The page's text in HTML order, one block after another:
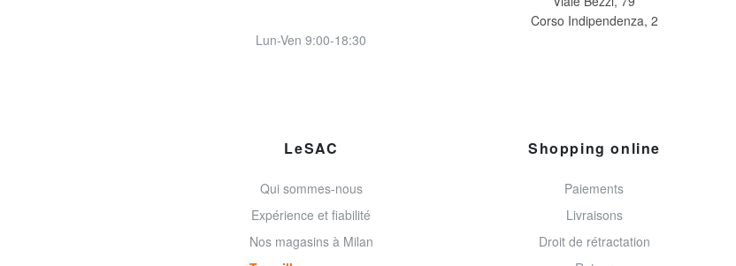
Lun-Ven 9:00-18:30
Corso Indipendenza, 2
LeSAC
Qui sommes-nous
Expérience et fiabilité
Nos magasins à Milan
Shopping online
Paiements
Livraisons
Droit de rétractation